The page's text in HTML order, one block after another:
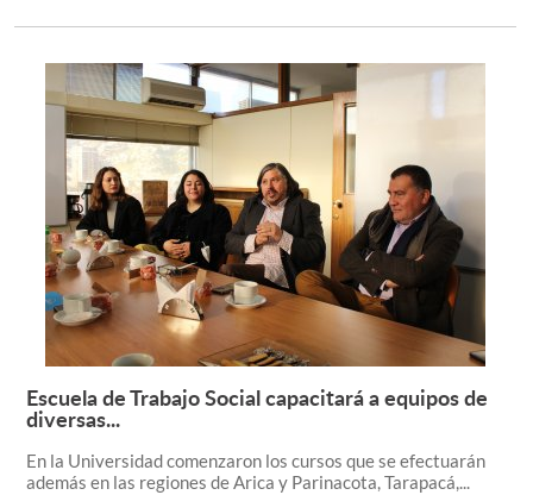
Leer más +
Escuela de Trabajo Social capacitará a equipos de
diversas...
En la Universidad comenzaron los cursos que se efectuarán
además en las regiones de Arica y Parinacota, Tarapacá,...